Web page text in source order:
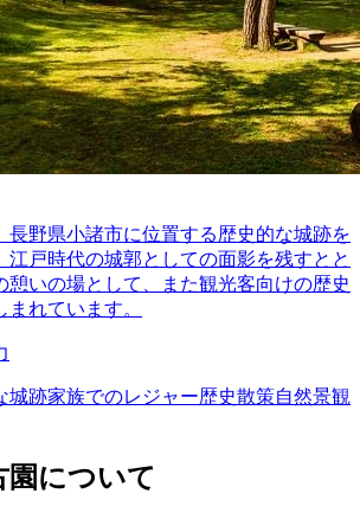
長野県小諸市に位置する歴史的な城跡を
江戸時代の城郭としての面影を残すとと
憩いの場として、また観光客向けの歴史
れています。
城跡家族でのレジャー歴史散策自然景観
園について